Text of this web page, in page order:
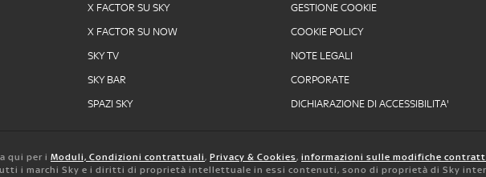
X FACTOR SU SKY
X FACTOR SU NOW
SKY TV
SKY BAR
SPAZI SKY
GESTIONE COOKIE
COOKIE POLICY
NOTE LEGALI
CORPORATE
DICHIARAZIONE DI ACCESSIBILITA'
qui per i Moduli, Condizioni contrattuali, Privacy & Cookies, informazioni sulle modifiche
i marchi Sky e i diritti di proprietà intellettuale in essi contenuti, sono di proprietà di Sky